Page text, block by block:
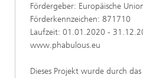
Fördergeber: Europäische
Förderkennzeichen: 871710
Laufzeit: 01.01.2020 -
www.phabulous.eu
Dieses Projekt wurde durch